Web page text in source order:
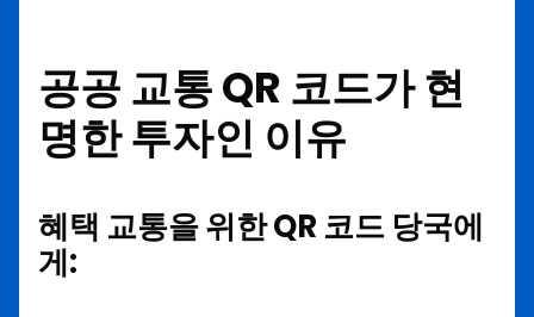
공공 교통 QR 코드가 현
명한 투자인 이유
혜택 교통을 위한 QR 코드 당국에
게: